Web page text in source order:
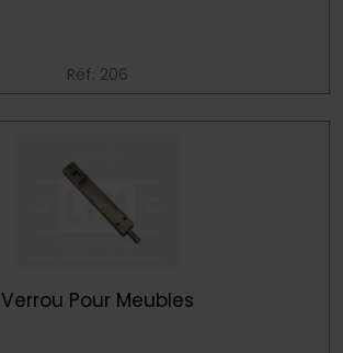
Réf: 206
Verrou Pour Meubles